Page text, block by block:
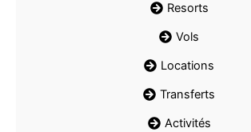
Resorts
Vols
Locations
Transferts
Activités